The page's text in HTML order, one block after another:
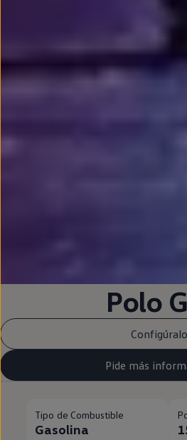
Polo
Configúralo
Pide más
Tipo de Combustible
Gasolina